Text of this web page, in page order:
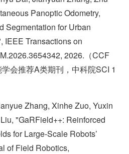
Panoptic Odometry,
Segmentation for Urban
IEEE Transactions on
2026.（CCF
会推荐A类期刊，中科院SCI 1
Zhang, Xinhe Zuo, Yuxin
"GaRField++: Reinforced
for Large-Scale Robots’
of Field Robotics,